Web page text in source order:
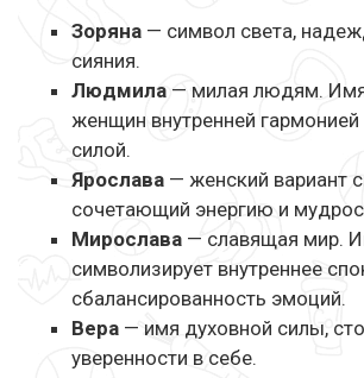
Зоряна — символ света,
сияния.
Людмила — милая людям.
женщин внутренней гармонией
силой.
Ярослава — женский вариант
сочетающий энергию и
Мирослава — славящая мир.
символизирует внутреннее
сбалансированность эмоций.
Вера — имя духовной силы,
уверенности в себе.